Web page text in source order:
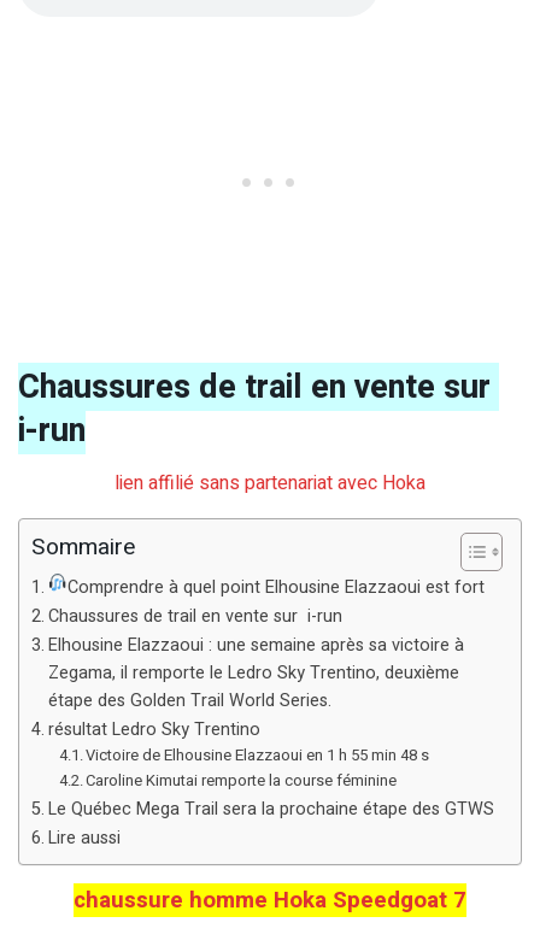
Chaussures de trail en vente sur
i-run
lien affilié sans partenariat avec Hoka
Sommaire
Comprendre à quel point Elhousine Elazzaoui est fort
Chaussures de trail en vente sur i-run
Elhousine Elazzaoui : une semaine après sa victoire à
Zegama, il remporte le Ledro Sky Trentino, deuxième
étape des Golden Trail World Series.
résultat Ledro Sky Trentino
Victoire de Elhousine Elazzaoui en 1 h 55 min 48 s
Caroline Kimutai remporte la course féminine
Le Québec Mega Trail sera la prochaine étape des GTWS
Lire aussi
chaussure homme Hoka Speedgoat 7